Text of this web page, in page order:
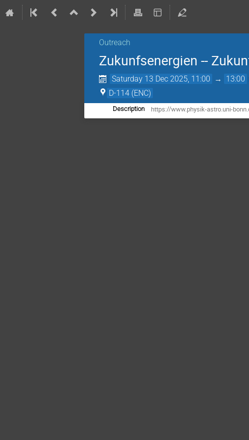
Outreach
Zukunfsenergien --
Saturday 13 Dec 2025, 11:00 → 13:00
D-114 (ENC)
Description https://www.physik-astro.uni-